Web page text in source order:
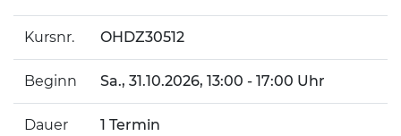
Kursnr. OHDZ30512
Beginn Sa., 31.10.2026, 13:00 - 17:00 Uhr
Dauer 1 Termin